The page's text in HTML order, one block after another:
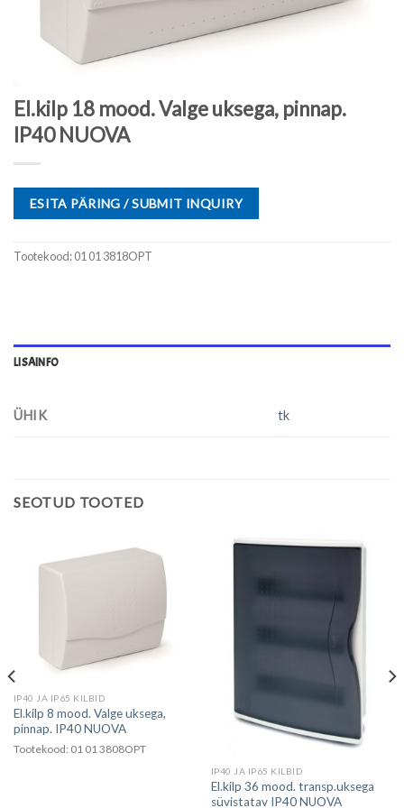
El.kilp 18 mood. Valge uksega, pinnap.
IP40 NUOVA
ESITA PÄRING / SUBMIT INQUIRY
Tootekood:01 01 3818OPT
LISAINFO
ÜHIK tk
SEOTUD TOOTED
IP40 JA IP65 KILBID
El.kilp 8 mood. Valge uksega,
pinnap. IP40 NUOVA
Tootekood: 01 01 3808OPT
IP40 JA IP65 KILBID
El.kilp 36 mood. transp.uksega
süvistatav IP40 NUOVA